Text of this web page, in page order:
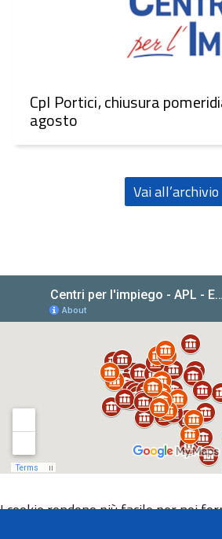
CpI Portici, chiusura
agosto
Vai all’archivio
I cookie rendono più facile per noi